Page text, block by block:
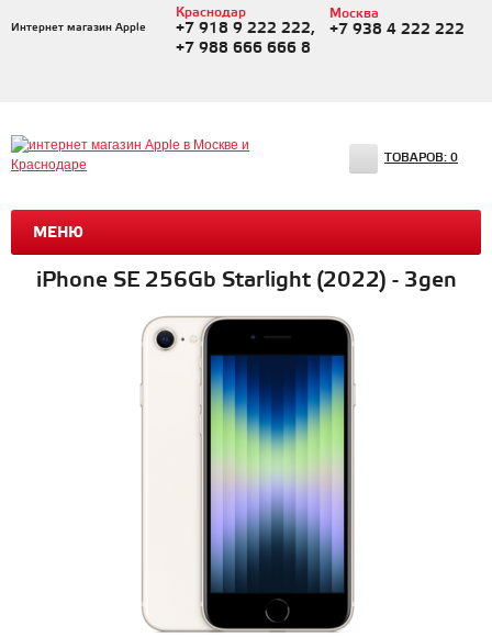
Интернет магазин Apple
Краснодар
+7 918 9 222 222,
+7 988 666 666 8
Москва
+7 938 4 222 222
МЕНЮ
ТОВАРОВ: 0
iPhone SE 256Gb Starlight (2022) - 3gen